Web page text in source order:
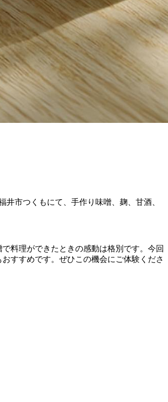
市つくもにて、手作り味噌、麹、甘酒、
料理ができたときの感動は格別です。今回
すすめです。ぜひこの機会にご体験くださ